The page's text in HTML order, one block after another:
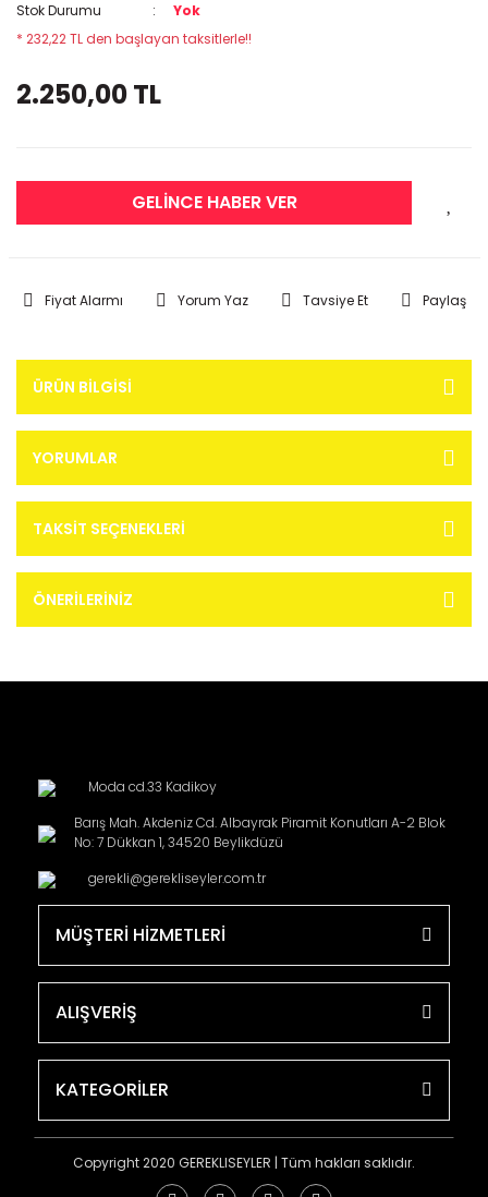
Stok Durumu
Yok
* 232,22 TL den başlayan taksitlerle!!
2.250,00 TL
GELİNCE HABER VER
Fiyat Alarmı Yorum Yaz Tavsiye Et Paylaş
ÜRÜN BILGISI
YORUMLAR
TAKSIT SEÇENEKLERI
ÖNERILERINIZ
Moda cd.33 Kadikoy
Barış Mah. Akdeniz Cd. Albayrak Piramit Konutları A-2 Blok
No: 7 Dükkan 1, 34520 Beylikdüzü
gerekli@gerekliseyler.com.tr
MÜŞTERİ HİZMETLERİ
ALIŞVERİŞ
KATEGORİLER
Copyright 2020 GEREKLISEYLER | Tüm hakları saklıdır.